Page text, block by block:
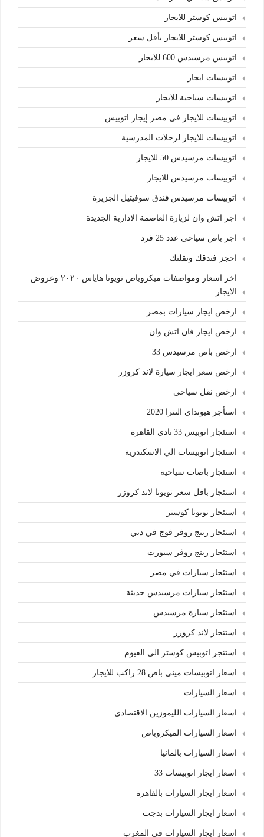
اتوبيس كوستر للايجار
اتوبيس كوستر للايجار بأقل سعر
اتوبيس مرسيدس 600 للايجار
اتوبيسات ايجار
اتوبيسات سياحية للايجار
اتوبيسات للايجار فى مصر إيجار اتوبيس
اتوبيسات للايجار لرحلات المدرسية
اتوبيسات مرسيدس 50 للايجار
اتوبيسات مرسيدس للايجار
اتوبيسات مرسيدس|فندق سوفيتيل الجزيرة
اجر اتش وان لزيارة العاصمة الادارية الجديدة
اجر باص سياحي عدد 25 فرد
احجز فندقك ونقلتك
اخر اسعار ومواصفات ميكروباص تويوتا هاياس ٢٠٢٠ وعروض
الايجار
ارخص ايجار سيارات بمصر
ارخص ايجار فان اتش وان
ارخص باص مرسيدس 33
ارخص سعر ايجار سيارة لاند كروزر
ارخص نقل سياحي
استأجر هيونداي النترا 2020
استئجار اتوبيس 33|نادي القاهرة
استئجار اتوبيسات الي الاسكندرية
استئجار باصات سياحية
استئجار باقل سعر تويوتا لاند كروزر
استئجار تويوتا كوستر
استئجار رينج روفر فوج في دبي
استئجار رينج روڤر سبورت
استئجار سيارات في مصر
استئجار سيارات مرسيدس حديثة
استئجار سيارة مرسيدس
استئجار لاند كروزر
استئجر اتوبيس كوستر الي الفيوم
اسعار اتوبيسات ميني باص 28 راكب للايجار
اسعار السيارات
اسعار السيارات الليموزين الاقتصادي
اسعار السيارات الميكروباص
اسعار السيارات بالمانيا
اسعار ايجار اتوبيسات 33
اسعار ايجار السيارات بالقاهرة
اسعار ايجار السيارات بدجت
اسعار ايجار السيارات في المغرب